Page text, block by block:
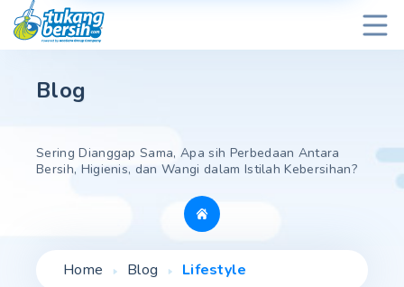
Blog
Sering Dianggap Sama, Apa sih Perbedaan Antara
Bersih, Higienis, dan Wangi dalam Istilah Kebersihan?
Home Blog Lifestyle